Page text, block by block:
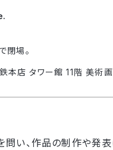
場。
本店 タワー館 11階 美術
問い、作品の制作や発